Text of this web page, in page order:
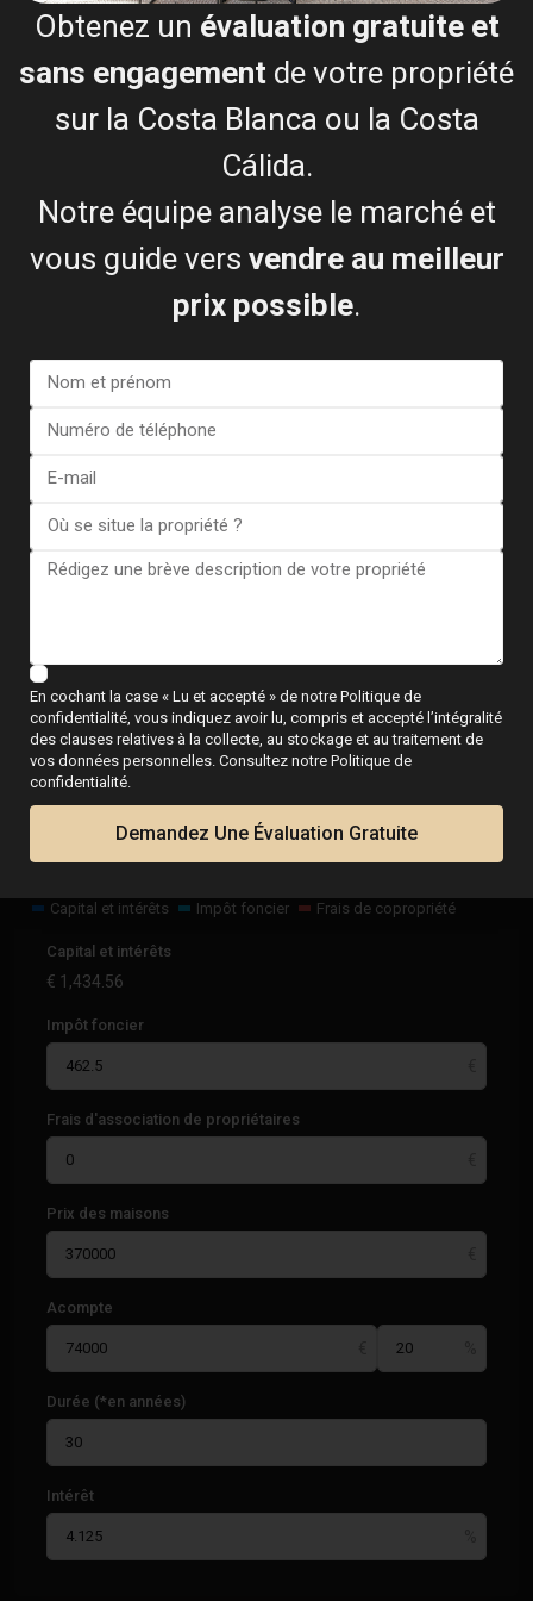
Bungalow in Torrevieja (Alica...
€ 370.000
€1,897.06
Capital et intérêts Impôt foncier Frais de copropriété
Capital et intérêts
€ 1,434.56
Impôt foncier
Frais d'association de propriétaires
Prix des maisons
Acompte
Durée (*en années)
Intérêt
Obtenez un évaluation gratuite et
sans engagement de votre propriété
sur la Costa Blanca ou la Costa
Cálida.
Notre équipe analyse le marché et
vous guide vers vendre au meilleur
prix possible.
En cochant la case « Lu et accepté » de notre Politique de
confidentialité, vous indiquez avoir lu, compris et accepté l’intégralité
des clauses relatives à la collecte, au stockage et au traitement de
vos données personnelles. Consultez notre Politique de
confidentialité.
Demandez Une Évaluation Gratuite